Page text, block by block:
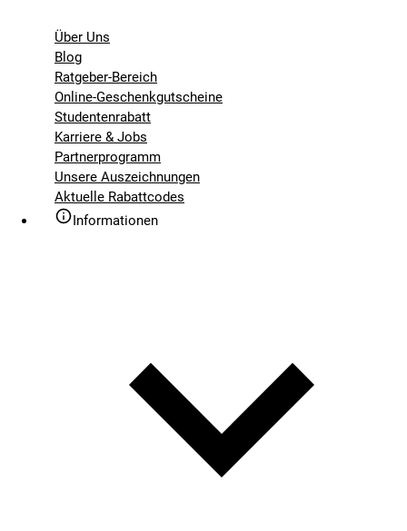
Über Uns
Blog
Ratgeber-Bereich
Online-Geschenkgutscheine
Studentenrabatt
Karriere & Jobs
Partnerprogramm
Unsere Auszeichnungen
Aktuelle Rabattcodes
Informationen